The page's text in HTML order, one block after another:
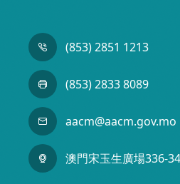
(853) 2851 1213
(853) 2833 8089
aacm@aacm.gov.mo
澳門宋玉生廣場336-